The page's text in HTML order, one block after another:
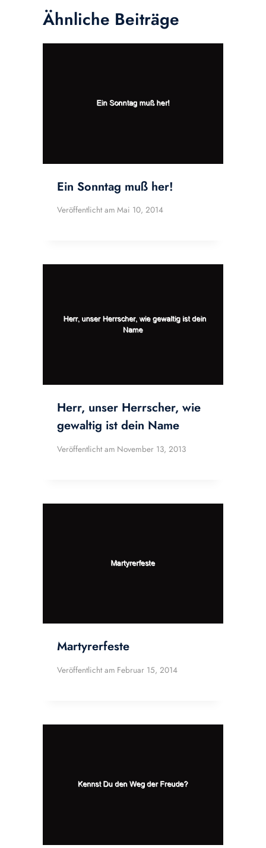
Ähnliche Beiträge
Ein Sonntag muß her!
Veröffentlicht am Mai 10, 2014
Herr, unser Herrscher, wie
gewaltig ist dein Name
Veröffentlicht am November 13, 2013
Martyrerfeste
Veröffentlicht am Februar 15, 2014